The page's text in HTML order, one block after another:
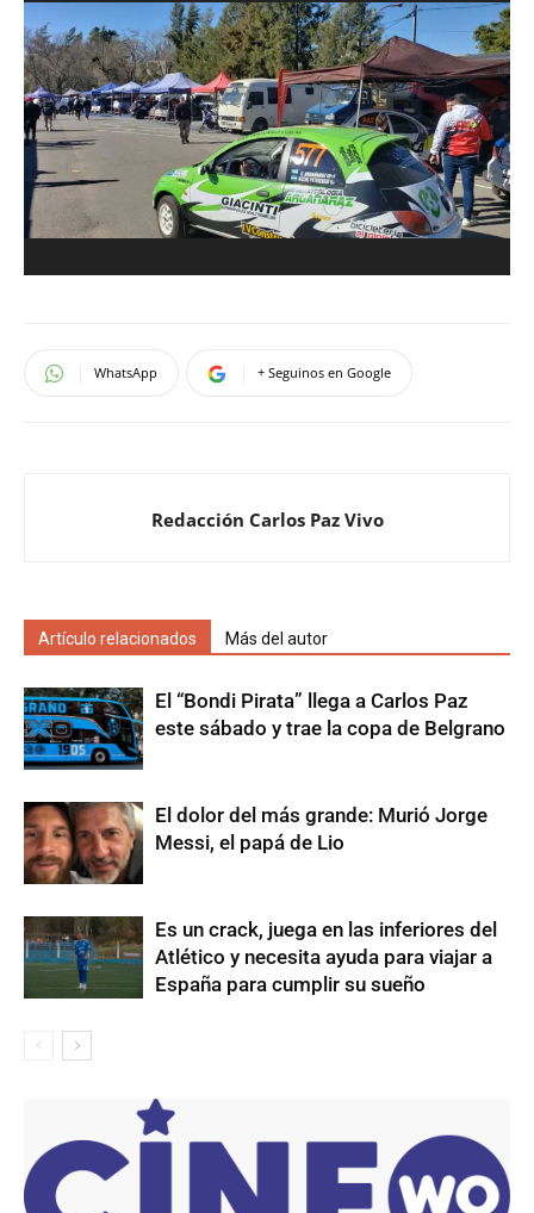
WhatsApp + Seguinos en Google
Redacción Carlos Paz Vivo
Artículo relacionados Más del autor
El “Bondi Pirata” llega a Carlos Paz
este sábado y trae la copa de Belgrano
El dolor del más grande: Murió Jorge
Messi, el papá de Lio
Es un crack, juega en las inferiores del
Atlético y necesita ayuda para viajar a
España para cumplir su sueño